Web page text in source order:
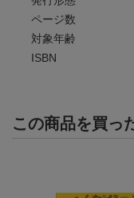
ページ数
対象年齢
ISBN
この商品を買っ